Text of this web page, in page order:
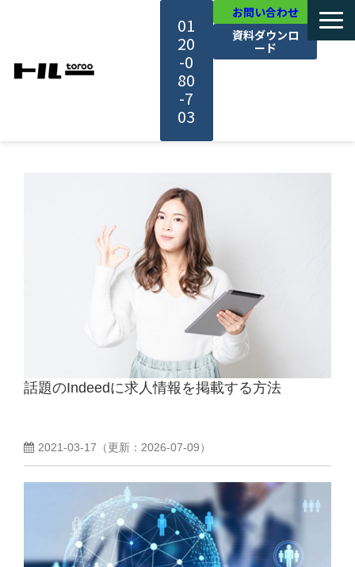
01
20
-0
80
-7
03
お問い合わせ
資料ダウンロ
ード
よくあるご質問
話題のIndeedに求人情報を掲載する方法
2021-03-17 （更新： 2026-07-09）